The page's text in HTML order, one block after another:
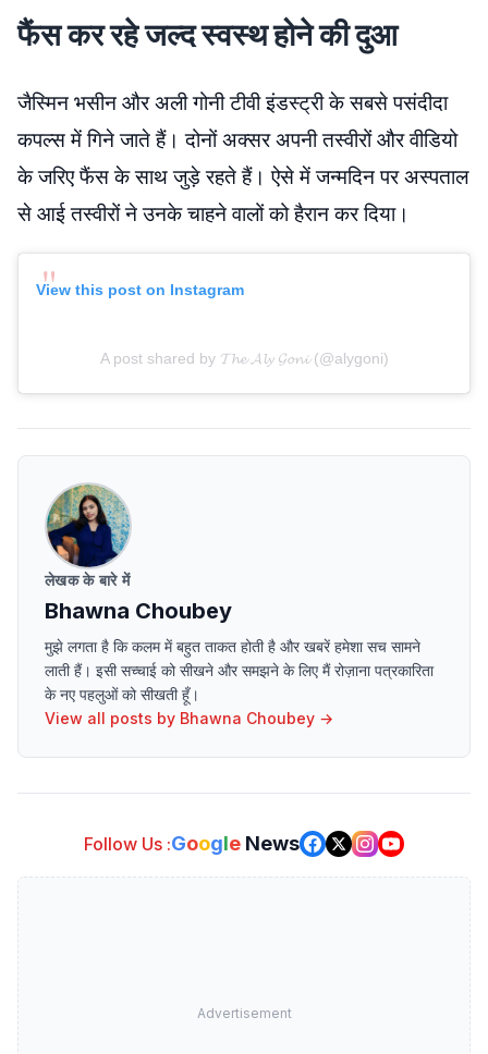
फैंस कर रहे जल्द स्वस्थ होने की दुआ
जैस्मिन भसीन और अली गोनी टीवी इंडस्ट्री के सबसे पसंदीदा
कपल्स में गिने जाते हैं। दोनों अक्सर अपनी तस्वीरों और वीडियो
के जरिए फैंस के साथ जुड़े रहते हैं। ऐसे में जन्मदिन पर अस्पताल
से आई तस्वीरों ने उनके चाहने वालों को हैरान कर दिया।
View this post on Instagram
A post shared by 𝓣𝓱𝓮 𝓐𝓵𝔂 𝓖𝓸𝓷𝓲 (@alygoni)
लेखक के बारे में
Bhawna Choubey
मुझे लगता है कि कलम में बहुत ताकत होती है और खबरें हमेशा सच सामने
लाती हैं। इसी सच्चाई को सीखने और समझने के लिए मैं रोज़ाना पत्रकारिता
के नए पहलुओं को सीखती हूँ।
View all posts by Bhawna Choubey →
Follow Us :Google News
Advertisement